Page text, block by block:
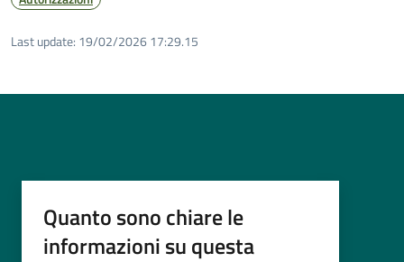
Last update: 19/02/2026 17:29.15
Quanto sono chiare le
informazioni su questa